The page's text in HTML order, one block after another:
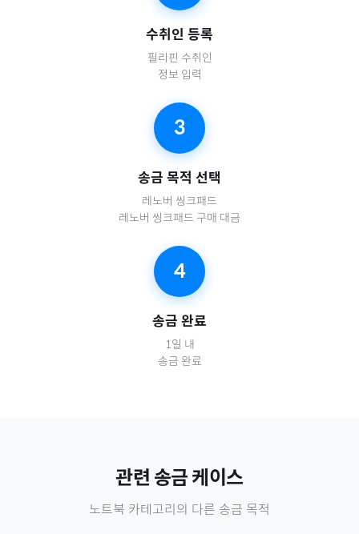
수취인 등록
필리핀 수취인
정보 입력
3
송금 목적 선택
레노버 씽크패드
레노버 씽크패드 구매 대금
4
송금 완료
1일 내
송금 완료
관련 송금 케이스
노트북 카테고리의 다른 송금 목적